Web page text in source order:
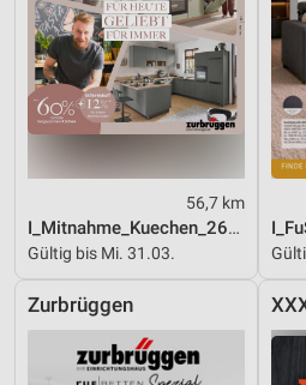
56,7 km
I_Mitnahme_Kuechen_26_ES
Gültig bis Mi. 31.03.
Zurbrüggen